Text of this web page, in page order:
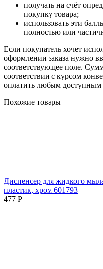
получать на счёт
покупку товара;
использовать эти
полностью или
Если покупатель хочет
оформлении заказа нужно
соответствующее поле.
соответствии с курсом
оплатить любым доступным
Похожие товары
Диспенсер для жидкого
пластик, хром 601793
477 Р